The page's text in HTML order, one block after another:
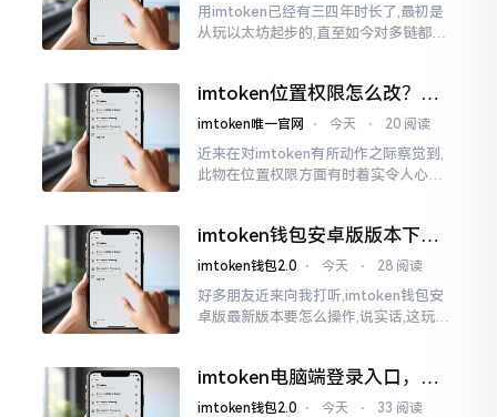
用imtoken已经有三四年时长了,最初是
从玩以太坊起步的,直至如今对多链都有
imtoken位置权限怎么改？手
把手教你搞定
imtoken唯一官网 ⋅ 今天 ⋅ 20 阅读
近来在对imtoken有所动作之际察觉到,
此物在位置权限方面有时着实令人心生
的模样
imtoken钱包安卓版版本下载
安装教程
imtoken钱包2.0 ⋅ 今天 ⋅ 28 阅读
好多朋友近来向我打听,imtoken钱包安
卓版最新版本要怎么操作,说实话,这玩意
0版本
imtoken电脑端登录入口，地
址在这里
imtoken钱包2.0 ⋅ 今天 ⋅ 33 阅读